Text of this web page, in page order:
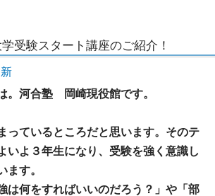
受験スタート講座のご紹介！
。河合塾 岡崎現役館です。
っているところだと思います。そのテ
いよ３年生になり、受験を強く意識し
ます。
は何をすればいいのだろう？」や「部